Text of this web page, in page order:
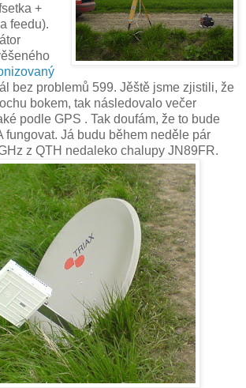
+
feedu).
bez problemů 599. Jěště jsme zjistili, že
bokem, tak následovalo večer
podle GPS . Tak doufám, že to bude
fungovat. Já budu během neděle pár
z QTH nedaleko chalupy JN89FR.